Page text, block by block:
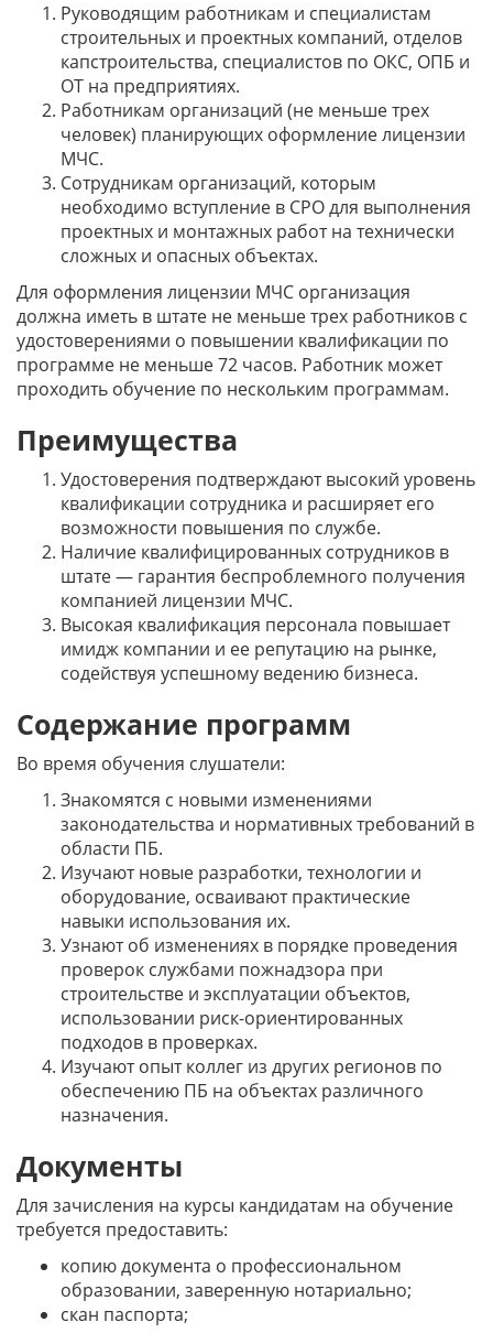
Руководящим работникам и специалистам
строительных и проектных компаний, отделов
капстроительства, специалистов по ОКС, ОПБ и
ОТ на предприятиях.
Работникам организаций (не меньше трех
человек) планирующих оформление лицензии
МЧС.
Сотрудникам организаций, которым
необходимо вступление в СРО для выполнения
проектных и монтажных работ на технически
сложных и опасных объектах.
Для оформления лицензии МЧС организация
должна иметь в штате не меньше трех работников с
удостоверениями о повышении квалификации по
программе не меньше 72 часов. Работник может
проходить обучение по нескольким программам.
Преимущества
Удостоверения подтверждают высокий уровень
квалификации сотрудника и расширяет его
возможности повышения по службе.
Наличие квалифицированных сотрудников в
штате — гарантия беспроблемного получения
компанией лицензии МЧС.
Высокая квалификация персонала повышает
имидж компании и ее репутацию на рынке,
содействуя успешному ведению бизнеса.
Содержание программ
Во время обучения слушатели:
Знакомятся с новыми изменениями
законодательства и нормативных требований в
области ПБ.
Изучают новые разработки, технологии и
оборудование, осваивают практические
навыки использования их.
Узнают об изменениях в порядке проведения
проверок службами пожнадзора при
строительстве и эксплуатации объектов,
использовании риск-ориентированных
подходов в проверках.
Изучают опыт коллег из других регионов по
обеспечению ПБ на объектах различного
назначения.
Документы
Для зачисления на курсы кандидатам на обучение
требуется предоставить:
копию документа о профессиональном
образовании, заверенную нотариально;
скан паспорта;